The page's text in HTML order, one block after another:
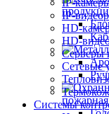
IP-
IP-
HD-
HD-
Серверы
Сетевые
Системы